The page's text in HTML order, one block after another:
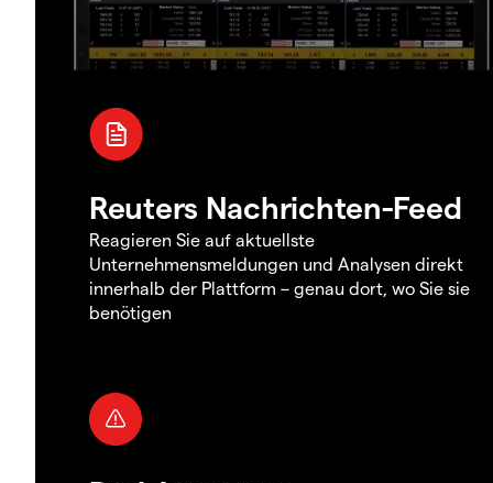
Reuters Nachrichten-Feed
Reagieren Sie auf aktuellste
Unternehmensmeldungen und Analysen direkt
innerhalb der Plattform – genau dort, wo Sie sie
benötigen